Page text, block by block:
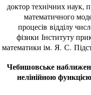
доктор технічних наук,
математичного
процесів відділу
фізики Інституту
математики ім. Я. С.
Чебишовське
нелінійною